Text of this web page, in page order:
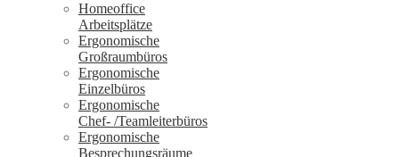
Homeoffice
Arbeitsplätze
Ergonomische
Großraumbüros
Ergonomische
Einzelbüros
Ergonomische
Chef- /Teamleiterbüros
Ergonomische
Besprechungsräume